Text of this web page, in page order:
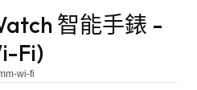
智能手錶 -
Fi)
wi-fi